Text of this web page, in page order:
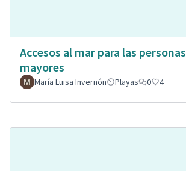
Accesos al mar para las personas
mayores
María Luisa Invernón Playas 0 4